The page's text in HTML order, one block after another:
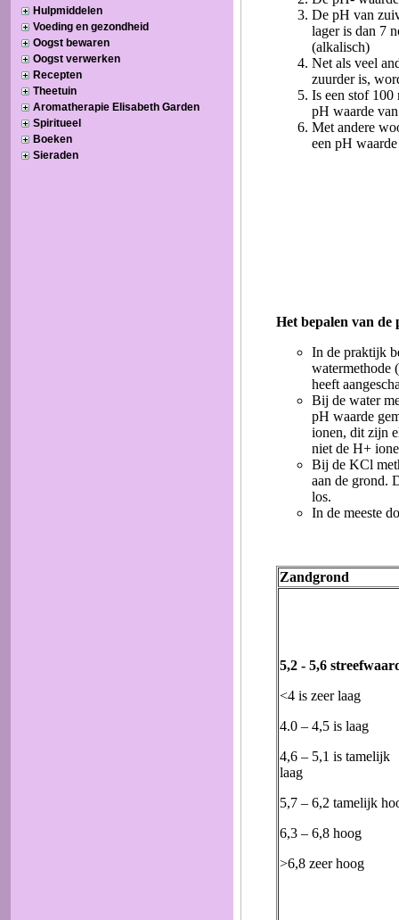
Hulpmiddelen
Voeding en gezondheid
Oogst bewaren
Oogst verwerken
Recepten
Theetuin
Aromatherapie Elisabeth Garden
Spiritueel
Boeken
Sieraden